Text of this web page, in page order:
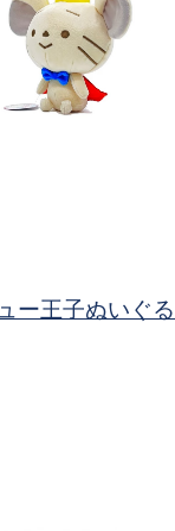
ー王子ぬいぐ